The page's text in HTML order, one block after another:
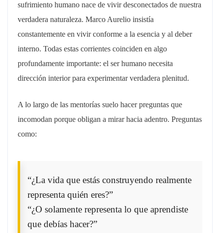
sufrimiento humano nace de vivir desconectados de nuestra
verdadera naturaleza. Marco Aurelio insistía
constantemente en vivir conforme a la esencia y al deber
interno. Todas estas corrientes coinciden en algo
profundamente importante: el ser humano necesita
dirección interior para experimentar verdadera plenitud.
A lo largo de las mentorías suelo hacer preguntas que
incomodan porque obligan a mirar hacia adentro. Preguntas
como:
“¿La vida que estás construyendo realmente
representa quién eres?”
“¿O solamente representa lo que aprendiste
que debías hacer?”